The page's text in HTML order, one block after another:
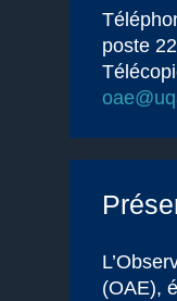
poste
(OAE),